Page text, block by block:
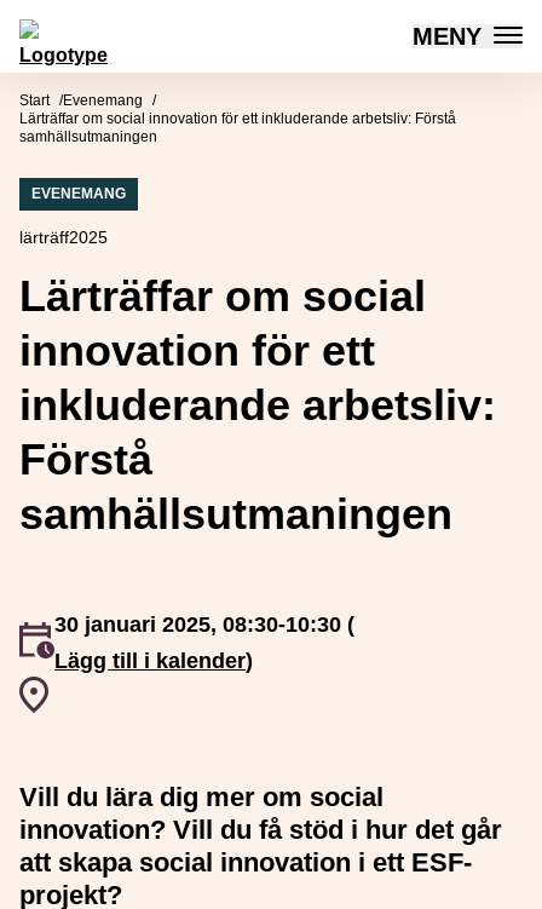
Hoppa till innehåll
Mötesplatsen Social Innovation MENY
Start
Evenemang
Lärträffar om social innovation för ett inkluderande arbetsliv: Förstå
samhällsutmaningen
EVENEMANG
lärträff2025
Lärträffar om social
innovation för ett
inkluderande arbetsliv:
Förstå
samhällsutmaningen
Event inträffar
30 januari 2025, 08:30-10:30 (
Lägg till i kalender)
Event plats
Vill du lära dig mer om social
innovation? Vill du få stöd i hur det går
att skapa social innovation i ett ESF-
projekt?